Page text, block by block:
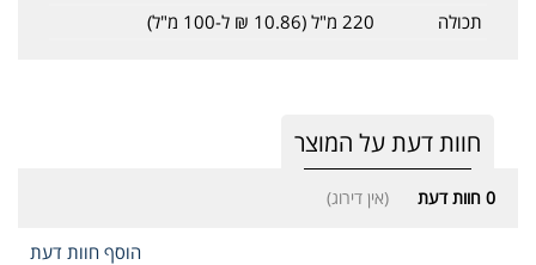
תכולה
220 מ"ל (10.86 ₪ ל-100 מ"ל)
חוות דעת על המוצר
0 חוות דעת (אין דירוג)
הוסף חוות דעת